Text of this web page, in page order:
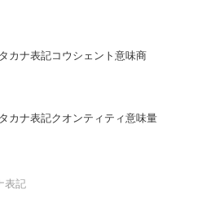
カナ表記コウシェント意味商
カナ表記クオンティティ意味量
表記